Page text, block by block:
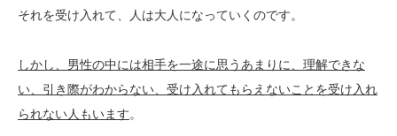
それを受け入れて、人は大人になっていくのです。
しかし、男性の中には相手を一途に思うあまりに、理解できな
い、引き際がわからない、受け入れてもらえないことを受け入れ
られない人もいます。